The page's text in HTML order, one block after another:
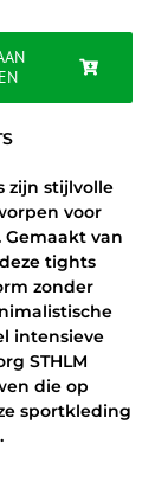
zijn stijlvolle
voor
van
tights
zonder
intensieve
STHLM
die op
sportkleding